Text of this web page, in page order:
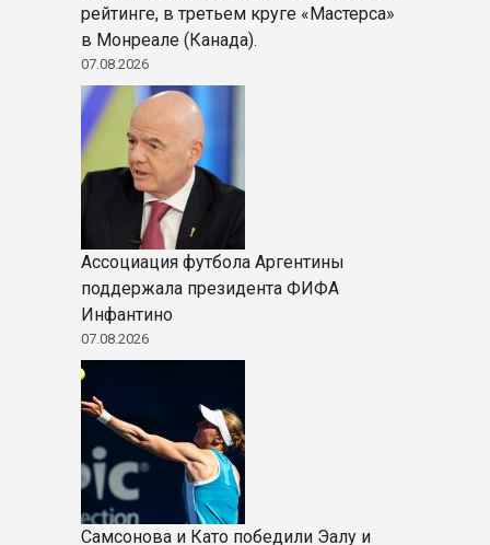
рейтинге, в третьем круге «Мастерса»
в Монреале (Канада).
07.08.2026
Ассоциация футбола Аргентины
поддержала президента ФИФА
Инфантино
07.08.2026
Самсонова и Като победили Эалу и